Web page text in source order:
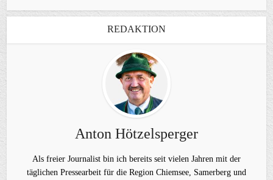
REDAKTION
Anton Hötzelsperger
Als freier Journalist bin ich bereits seit vielen Jahren mit der
täglichen Pressearbeit für die Region Chiemsee, Samerberg und